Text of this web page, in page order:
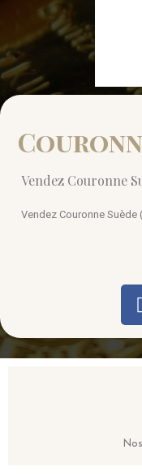
Vendez Couronne
Vendez Couronne Suède